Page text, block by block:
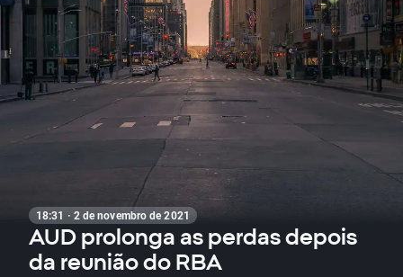
18:31 · 2 de novembro de 2021
AUD prolonga as perdas depois
da reunião do RBA